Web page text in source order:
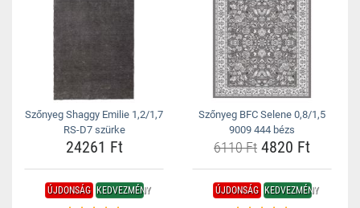
Szőnyeg Shaggy Emilie 1,2/1,7
RS-D7 szürke
24261 Ft
Szőnyeg BFC Selene 0,8/1,5
9009 444 bézs
6110 Ft 4820 Ft
ÚJDONSÁG KEDVEZMÉNY ÚJDONSÁG KEDVEZMÉNY